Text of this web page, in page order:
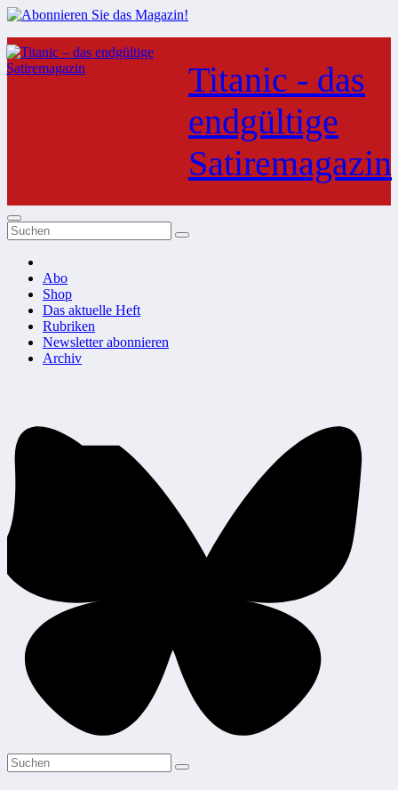
Zum
Inhalt
springen
Titanic - das
endgültige
Satiremagazin
Abo
Shop
Das aktuelle Heft
Rubriken
Newsletter abonnieren
Archiv